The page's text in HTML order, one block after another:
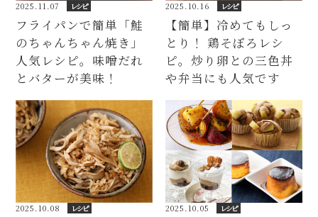
2025.11.07 レシピ
フライパンで簡単「鮭
のちゃんちゃん焼き」
人気レシピ。味噌だれ
とバターが美味！
2025.10.16 レシピ
【簡単】冷めてもしっ
とり！ 鶏そぼろレシ
ピ。炒り卵との三色丼
や弁当にも人気です
2025.10.08 レシピ 2025.10.05 レシピ